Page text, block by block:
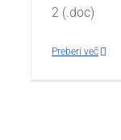
2 (.doc)
Preberi več